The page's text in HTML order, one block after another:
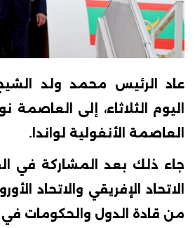
عاد الرئيس محمد ولد
اليوم الثلاثاء، إلى
العاصمة الأنغولية لواندا.
جاء ذلك بعد المشاركة في
الاتحاد الإفريقي والاتحاد
من قادة الدول والحكومات في